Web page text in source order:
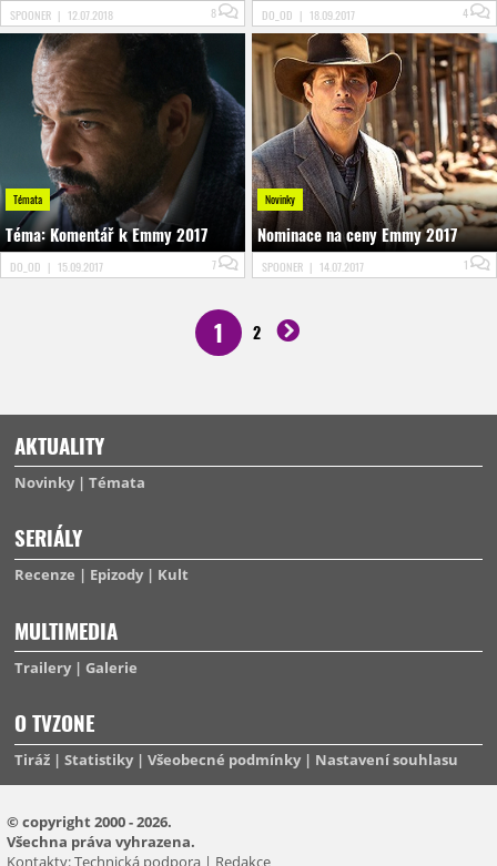
SPOONER | 12.07.2018 8 DO_OD | 18.09.2017 4
Témata
Téma: Komentář k Emmy 2017
DO_OD | 15.09.2017 7
Novinky
Nominace na ceny Emmy 2017
SPOONER | 14.07.2017 1
1 2
AKTUALITY
Novinky Témata
SERIÁLY
Recenze Epizody Kult
MULTIMEDIA
Trailery Galerie
O TVZONE
Tiráž Statistiky Všeobecné podmínky Nastavení souhlasu
© copyright 2000 - 2026.
Všechna práva vyhrazena.
Kontakty:Technická podpora | Redakce